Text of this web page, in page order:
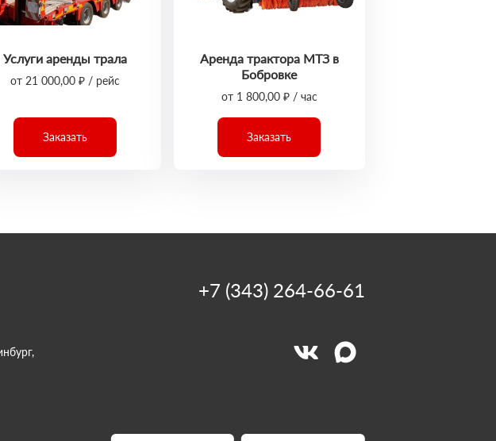
Услуги аренды трала
от 21 000,00 ₽ / рейс
Заказать
Аренда трактора МТЗ в
Бобровке
от 1 800,00 ₽ / час
Заказать
+7 (343) 264-66-61